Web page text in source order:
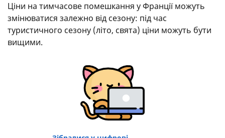
Ціни на тимчасове помешкання у Франції можуть
змінюватися залежно від сезону: під час
туристичного сезону (літо, свята) ціни можуть бути
вищими.